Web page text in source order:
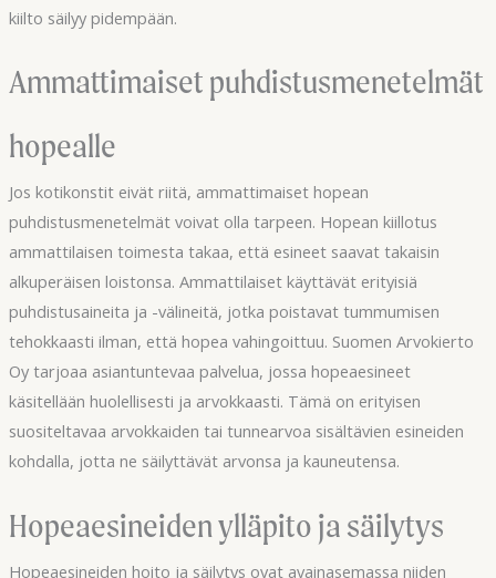
kiilto säilyy pidempään.
Ammattimaiset puhdistusmenetelmät
hopealle
Jos kotikonstit eivät riitä, ammattimaiset hopean
puhdistusmenetelmät voivat olla tarpeen. Hopean kiillotus
ammattilaisen toimesta takaa, että esineet saavat takaisin
alkuperäisen loistonsa. Ammattilaiset käyttävät erityisiä
puhdistusaineita ja -välineitä, jotka poistavat tummumisen
tehokkaasti ilman, että hopea vahingoittuu. Suomen Arvokierto
Oy tarjoaa asiantuntevaa palvelua, jossa hopeaesineet
käsitellään huolellisesti ja arvokkaasti. Tämä on erityisen
suositeltavaa arvokkaiden tai tunnearvoa sisältävien esineiden
kohdalla, jotta ne säilyttävät arvonsa ja kauneutensa.
Hopeaesineiden ylläpito ja säilytys
Hopeaesineiden hoito ja säilytys ovat avainasemassa niiden